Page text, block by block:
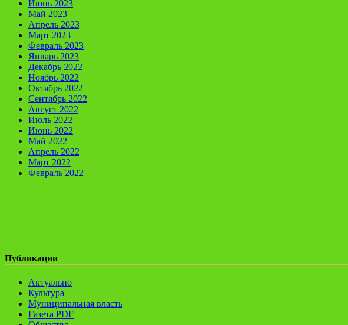
Июнь 2023
Май 2023
Апрель 2023
Март 2023
Февраль 2023
Январь 2023
Декабрь 2022
Ноябрь 2022
Октябрь 2022
Сентябрь 2022
Август 2022
Июль 2022
Июнь 2022
Май 2022
Апрель 2022
Март 2022
Февраль 2022
Публикации
Актуально
Культура
Муниципальная власть
Газета PDF